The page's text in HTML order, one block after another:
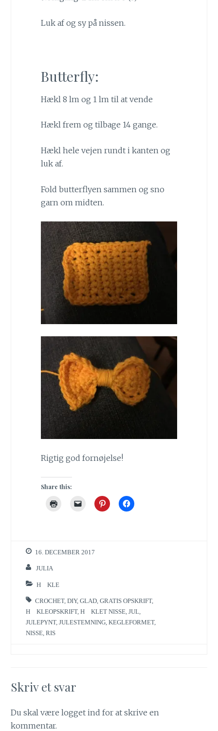
Luk af og sy på nissen.
Butterfly:
Hækl 8 lm og 1 lm til at vende
Hækl frem og tilbage 14 gange.
Hækl hele vejen rundt i kanten og
luk af.
Fold butterflyen sammen og sno
garn om midten.
Rigtig god fornøjelse!
Share this:
16. DECEMBER 2017
JULIA
HÆKLE
CROCHET,DIY,GLAD ,GRATIS OPSKRIFT,
HÆKLEOPSKRIFT,HÆKLET NISSE ,JUL
JULEPYNT,JULESTEMNING ,KEGLEFORMET,
NISSE ,RIS
Skriv et svar
Du skal værelogget ind for at skrive en
kommentar.